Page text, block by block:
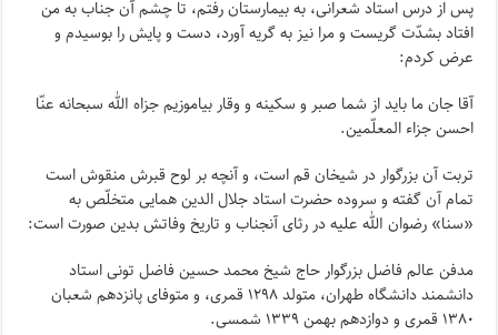
پس از درس استاد شعرانى، به بیمارستان رفتم، تا چشم آن جناب به من
افتاد بشدّت گریست و مرا نیز به گریه آورد، دست و پایش را بوسیدم و
عرض کردم:
آقا جان ما باید از شما صبر و سکینه و وقار بیاموزیم جزاه الله سبحانه عنّا
احسن جزاء المعلّمین.
تربت آن بزرگوار در شیخان قم است، و آنچه بر لوح قبرش منقوش است
تمام آن گفته و سروده حضرت استاد جلال الدین همایى متخلّص به
«سنا» رضوان الله علیه در رثاى آنجناب و تاریخ وفاتش بدین صورت است:
مدفن عالم فاضل بزرگوار حاج شیخ محمد حسین فاضل تونى استاد
دانشمند دانشگاه طهران، متولد ۱۲۹۸ قمرى، و متوفاى پانزدهم شعبان
۱۳۸۰ قمرى و دوازدهم بهمن ۱۳۳۹ شمسى.